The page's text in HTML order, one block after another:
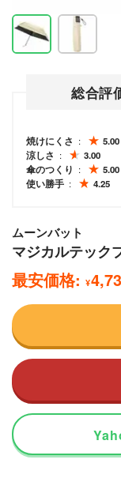
総合評
焼けにくさ
5.00
涼しさ
3.00
傘のつくり
5.00
使い勝手
4.25
ムーンバット
マジカルテック
最安価格: ¥